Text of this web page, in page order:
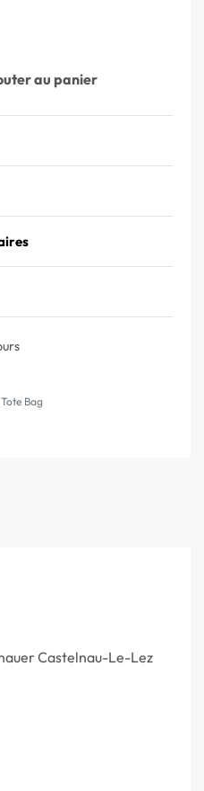
au panier
Tote Bag
Castelnau-Le-Lez